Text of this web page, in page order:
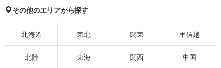
その他のエリアから探す
北海道 東北 関東 甲信越
北陸 東海 関西 中国